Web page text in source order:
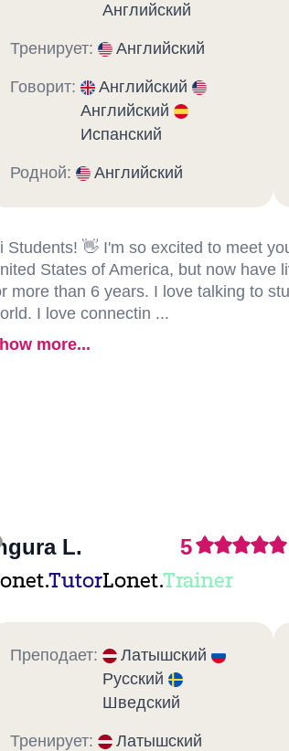
Английский
Тренирует: Английский
Говорит:
Английский
Английский
Испанский
Родной: Английский
Students! 👋 I'm so excited to meet
States of America, but now have
more than 6 years. I love talking to
I love connectin ...
more...
L. 5
TutorLonet.Trainer
Преподает:
Латышский
Русский
Шведский
Тренирует: Латышский